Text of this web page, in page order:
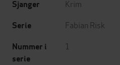
Sjanger Krim
Serie Fabian Risk
Nummer i
serie
1